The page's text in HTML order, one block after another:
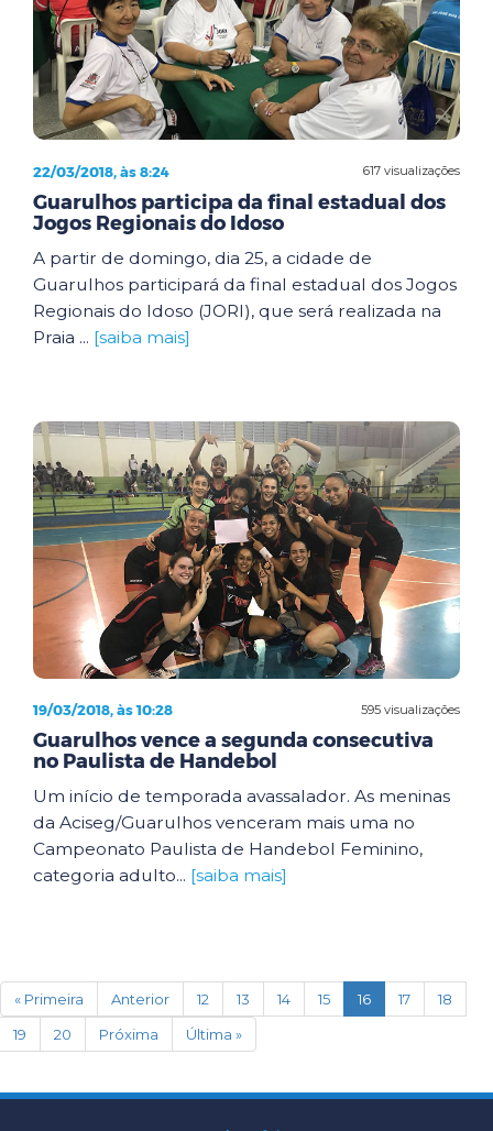
617 visualizações
22/03/2018, às 8:24
Guarulhos participa da final estadual dos
Jogos Regionais do Idoso
A partir de domingo, dia 25, a cidade de
Guarulhos participará da final estadual dos Jogos
Regionais do Idoso (JORI), que será realizada na
Praia ... [saiba mais]
595 visualizações
19/03/2018, às 10:28
Guarulhos vence a segunda consecutiva
no Paulista de Handebol
Um início de temporada avassalador. As meninas
da Aciseg/Guarulhos venceram mais uma no
Campeonato Paulista de Handebol Feminino,
categoria adulto... [saiba mais]
« Primeira Anterior 12 13 14 15 16(current)
17
18
19
20 Próxima Última »